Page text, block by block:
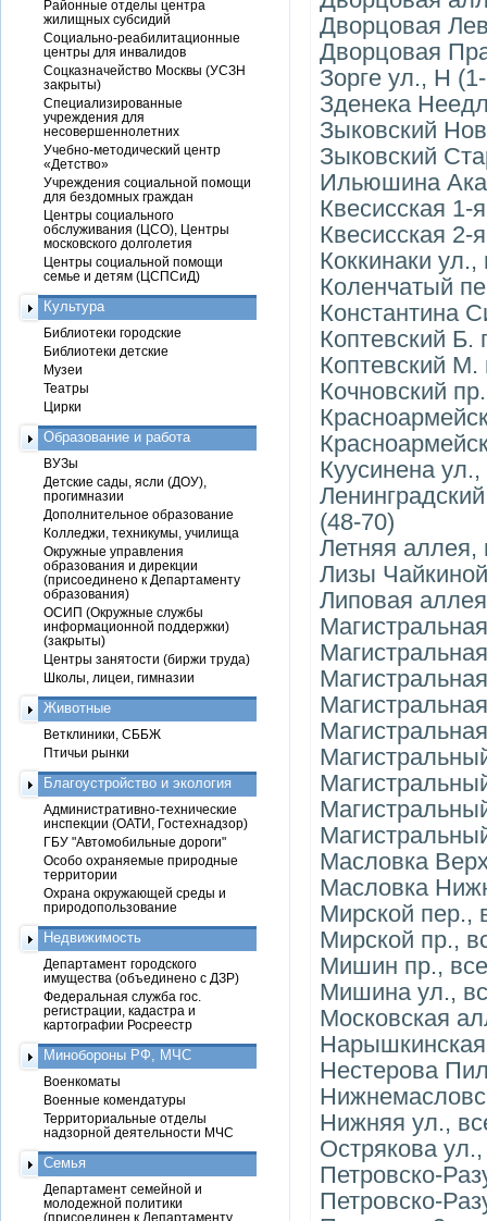
Дворцовая
Дворцовая
Зорге ул., Н
Зденека
Зыковский
Зыковский
Ильюшина
Квесисская 1-
Квесисская 2-
Коккинаки
Коленчатый
Константина
Коптевский Б.
Коптевский
Кочновский
Куусинена
(48-70)
Летняя аллея,
Лизы
Липовая
Масловка
Масловка
Мирской пер.,
Мирской пр.,
Мишин пр.,
Мишина ул.,
Московская
Нестерова
Нижняя ул.,
Острякова
Петровско-
Петровско-
Районные отделы центра
жилищных субсидий
Социально-реабилитационные
центры для инвалидов
Соцказначейство Москвы (УСЗН
закрыты)
Специализированные
учреждения для
несовершеннолетних
Учебно-методический центр
«Детство»
Учреждения социальной помощи
для бездомных граждан
Центры социального
обслуживания (ЦСО), Центры
московского долголетия
Центры социальной помощи
семье и детям (ЦСПСиД)
Культура
Библиотеки городские
Библиотеки детские
Музеи
Театры
Цирки
Образование и работа
ВУЗы
Детские сады, ясли (ДОУ),
прогимназии
Дополнительное образование
Колледжи, техникумы, училища
Окружные управления
образования и дирекции
(присоединено к Департаменту
образования)
ОСИП (Окружные службы
информационной поддержки)
(закрыты)
Центры занятости (биржи труда)
Школы, лицеи, гимназии
Животные
Ветклиники, СББЖ
Птичьи рынки
Благоустройство и экология
Административно-технические
инспекции (ОАТИ, Гостехнадзор)
ГБУ "Автомобильные дороги"
Особо охраняемые природные
территории
Охрана окружающей среды и
природопользование
Недвижимость
Департамент городского
имущества (объединено с ДЗР)
Федеральная служба гос.
регистрации, кадастра и
картографии Росреестр
Минобороны РФ, МЧС
Военкоматы
Военные комендатуры
Территориальные отделы
надзорной деятельности МЧС
Семья
Департамент семейной и
молодежной политики
(присоединен к Департаменту